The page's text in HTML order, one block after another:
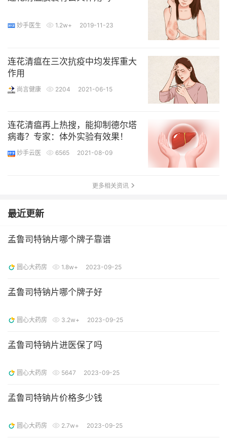
妙手医生 1.2w+ 2019-11-23
连花清瘟在三次抗疫中均发挥重大
作用
尚言健康 2204 2021-06-15
连花清瘟再上热搜，能抑制德尔塔
病毒？专家：体外实验有效果！
妙手云医 6565 2021-08-09
更多相关资讯
最近更新
孟鲁司特钠片哪个牌子靠谱
圆心大药房 1.8w+ 2023-09-25
孟鲁司特钠片哪个牌子好
圆心大药房 3.2w+ 2023-09-25
孟鲁司特钠片进医保了吗
圆心大药房 5647 2023-09-25
孟鲁司特钠片价格多少钱
圆心大药房 2.7w+ 2023-09-25